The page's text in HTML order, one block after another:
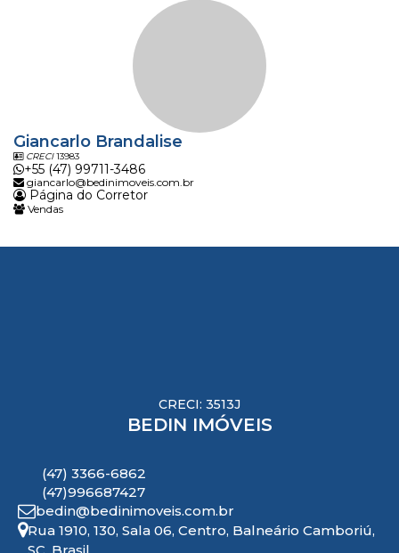
Giancarlo Brandalise
CRECI13983
+55 (47) 99711-3486
giancarlo@bedinimoveis.com.br
Página do Corretor
Vendas
CRECI: 3513J
BEDIN IMÓVEIS
(47) 3366-6862
(47)996687427
bedin@bedinimoveis.com.br
Rua 1910, 130, Sala 06, Centro, Balneário Camboriú,